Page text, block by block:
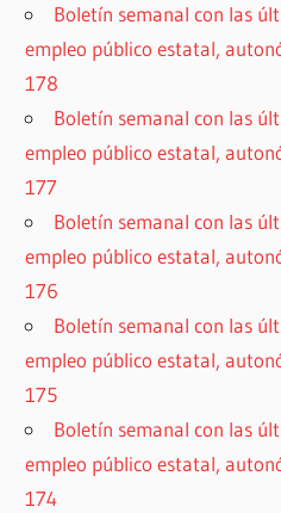
Boletín semanal con las
empleo público estatal,
178
Boletín semanal con las
empleo público estatal,
177
Boletín semanal con las
empleo público estatal,
176
Boletín semanal con las
empleo público estatal,
175
Boletín semanal con las
empleo público estatal,
174